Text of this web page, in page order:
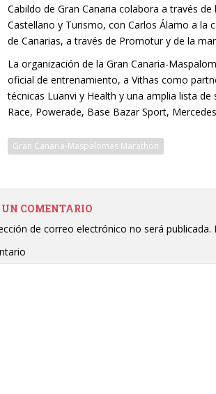
Cabildo de Gran Canaria colabora a través
Castellano y Turismo, con Carlos Álamo a la
de Canarias, a través de Promotur y de la
La organización de la Gran Canaria-
oficial de entrenamiento, a Vithas como
técnicas Luanvi y Health y una amplia lista
Race, Powerade, Base Bazar Sport,
Gran Canaria-Maspalomas Marathon
COMENTARIO
de correo electrónico no será publicada.